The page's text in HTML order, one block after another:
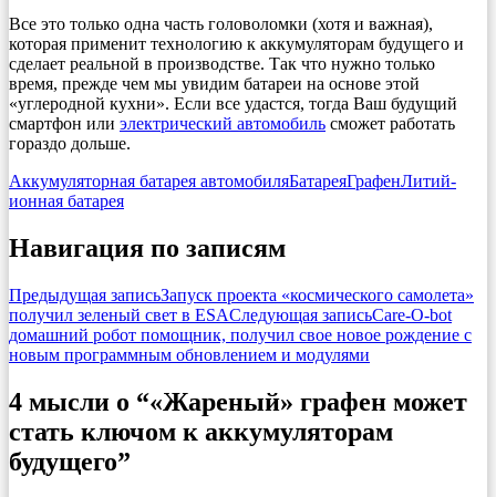
Все это только одна часть головоломки (хотя и важная),
которая применит технологию к аккумуляторам будущего и
сделает реальной в производстве. Так что нужно только
время, прежде чем мы увидим батареи на основе этой
«углеродной кухни». Если все удастся, тогда Ваш будущий
смартфон или электрический автомобиль сможет работать
гораздо дольше.
Аккумуляторная батарея автомобиляБатареяГрафенЛитий-
ионная батарея
Навигация по записям
Предыдущая записьЗапуск проекта «космического самолета»
получил зеленый свет в ESAСледующая записьCare-O-bot
домашний робот помощник, получил свое новое рождение с
новым программным обновлением и модулями
4 мысли о “«Жареный» графен может
стать ключом к аккумуляторам
будущего”